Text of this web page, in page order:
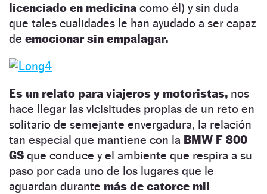
licenciado en medicina como él) y sin duda
que tales cualidades le han ayudado a ser capaz
de emocionar sin empalagar.
Es un relato para viajeros y motoristas, nos
hace llegar las vicisitudes propias de un reto en
solitario de semejante envergadura, la relación
tan especial que mantiene con la BMW F 800
GS que conduce y el ambiente que respira a su
paso por cada uno de los lugares que le
aguardan durante más de catorce mil